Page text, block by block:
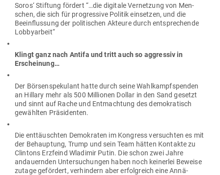
Soros‘ Stiftung fördert “…die digitale Ver­netzung von Men­
schen, die sich für pro­gressive Politik ein­setzen, und die
Beein­flussung der poli­ti­schen Akteure durch ent­spre­chende
Lobbyarbeit“
Klingt ganz nach Antifa und tritt auch so aggressiv in
Erscheinung…
Der Bör­sen­spe­kulant hatte durch seine Wahl­kampf­spenden
an Hillary mehr als 500 Mil­lionen Dollar in den Sand gesetzt
und sinnt auf Rache und Ent­machtung des demo­kra­tisch
gewählten Präsidenten.
Die ent­täuschten Demo­kraten im Kon­gress ver­suchten es mit
der Behauptung, Trump und sein Team hätten Kon­takte zu
Clintons Erz­feind Wla­dimir Putin. Die schon zwei Jahre
andau­ernden Unter­su­chungen haben noch kei­nerlei Beweise
zutage gefördert, ver­hindern aber erfolg­reich eine Annä­